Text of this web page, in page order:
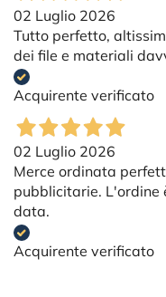
02 Luglio 2026
Tutto perfetto,
dei file e materiali
Acquirente verificato
02 Luglio 2026
Merce ordinata
pubblicitarie. L'ordine
data.
Acquirente verificato